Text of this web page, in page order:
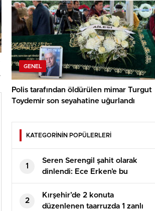
GENEL
Polis tarafından öldürülen mimar Turgut
Toydemir son seyahatine uğurlandı
KATEGORİNİN POPÜLERLERİ
1
Seren Serengil şahit olarak
dinlendi: Ece Erken’e bu
olayların içinde olmak
istemediğimi söyledim
2
Kırşehir’de 2 konuta
düzenlenen taarruzda 1 zanlı